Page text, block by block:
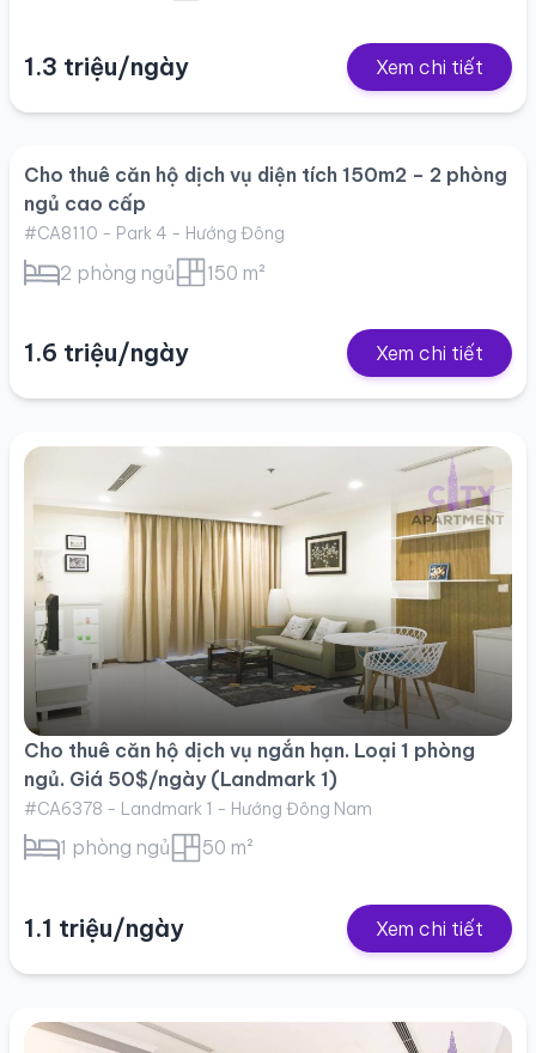
1.3 triệu/ngày Xem chi tiết
Cho thuê căn hộ dịch vụ diện tích 150m2 – 2 phòng
ngủ cao cấp
#CA8110 - Park 4 - Hướng Đông
2 phòng ngủ 150 m²
1.6 triệu/ngày Xem chi tiết
Cho thuê căn hộ dịch vụ ngắn hạn. Loại 1 phòng
ngủ. Giá 50$/ngày (Landmark 1)
#CA6378 - Landmark 1 - Hướng Đông Nam
1 phòng ngủ 50 m²
1.1 triệu/ngày Xem chi tiết